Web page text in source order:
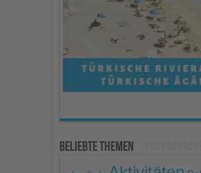
powered by
Consent Management
Platform
Beliebte Themen